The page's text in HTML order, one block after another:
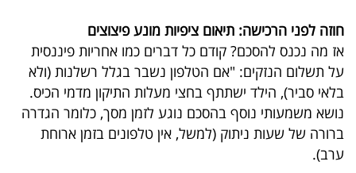
חוזה לפני הרכישה: תיאום ציפיות מונע פיצוצים
אז מה נכנס להסכם? קודם כל דברים כמו אחריות פיננסית
על תשלום הנזקים: "אם הטלפון נשבר בגלל רשלנות (ולא
בלאי סביר), הילד ישתתף בחצי מעלות התיקון מדמי הכיס.
נושא משמעותי נוסף בהסכם נוגע לזמן מסך, כלומר הגדרה
ברורה של שעות ניתוק (למשל, אין טלפונים בזמן ארוחת
ערב).